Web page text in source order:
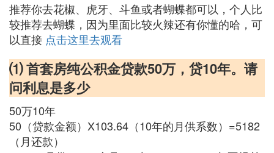
推荐你去花椒、虎牙、斗鱼或者蝴蝶都可以，个人比
较推荐去蝴蝶，因为里面比较火辣还有你懂的哈，可
以直接 点击这里去观看
⑴ 首套房纯公积金贷款50万，贷10年。请
问利息是多少
50万10年
50（贷款金额）X103.64（10年的月供系数）=5182
（月还款）